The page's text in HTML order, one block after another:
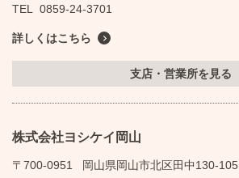
TEL 0859-24-3701
詳しくはこちら
支店・営業所を見る
株式会社ヨシケイ岡山
〒700-0951
岡山県岡山市北区田中130-105